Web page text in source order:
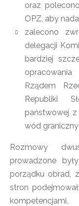
oraz
OPZ, aby
zalecono
delegacji
bardziej
Rządem
Republiki
państwowej
wód
Rozmowy
prowadzone
porządku obrad,
stron
kompetencjami.